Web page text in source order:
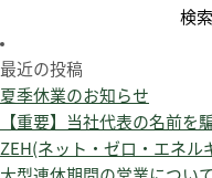
索:
最近の投稿
夏季休業のお知らせ
【重要】当社代表の名前を
ZEH(ネット・ゼロ・エネル